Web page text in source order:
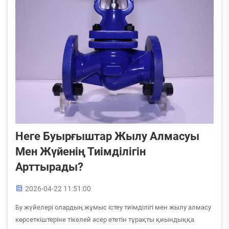
Неге Буырғыштар Жылу Алмасуы
Мен Жүйенің Тиімділігін
Арттырады?
2026-04-22 11:51:00
Бу жүйелері олардың жұмыс істеу тиімділігі мен жылу алмасу
көрсеткіштеріне тікелей әсер ететін тұрақты қиындыққа